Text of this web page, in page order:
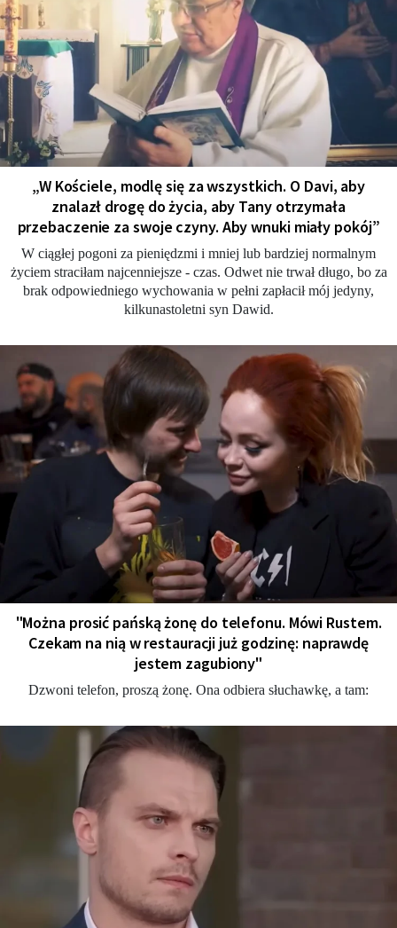
„W Kościele, modlę się za wszystkich. O Davi, aby
znalazł drogę do życia, aby Tany otrzymała
przebaczenie za swoje czyny. Aby wnuki miały pokój”
W ciągłej pogoni za pieniędzmi i mniej lub bardziej normalnym
życiem straciłam najcenniejsze - czas. Odwet nie trwał długo, bo za
brak odpowiedniego wychowania w pełni zapłacił mój jedyny,
kilkunastoletni syn Dawid.
"Można prosić pańską żonę do telefonu. Mówi Rustem.
Czekam na nią w restauracji już godzinę: naprawdę
jestem zagubiony"
Dzwoni telefon, proszą żonę. Ona odbiera słuchawkę, a tam: